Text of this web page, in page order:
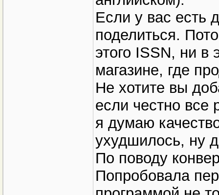
Если у вас есть
поделиться.
этого ISSN, ни в
магазине, где
Не хотите вы
если честно
я думаю
ухудшилось, ну
По поводу
Попробовала